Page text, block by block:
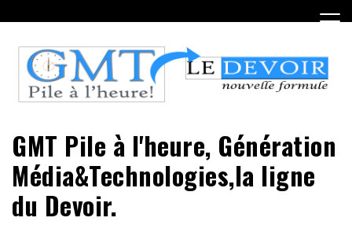
to
content
GMT Pile à l'heure, Génération
Média&Technologies,la ligne
du Devoir.